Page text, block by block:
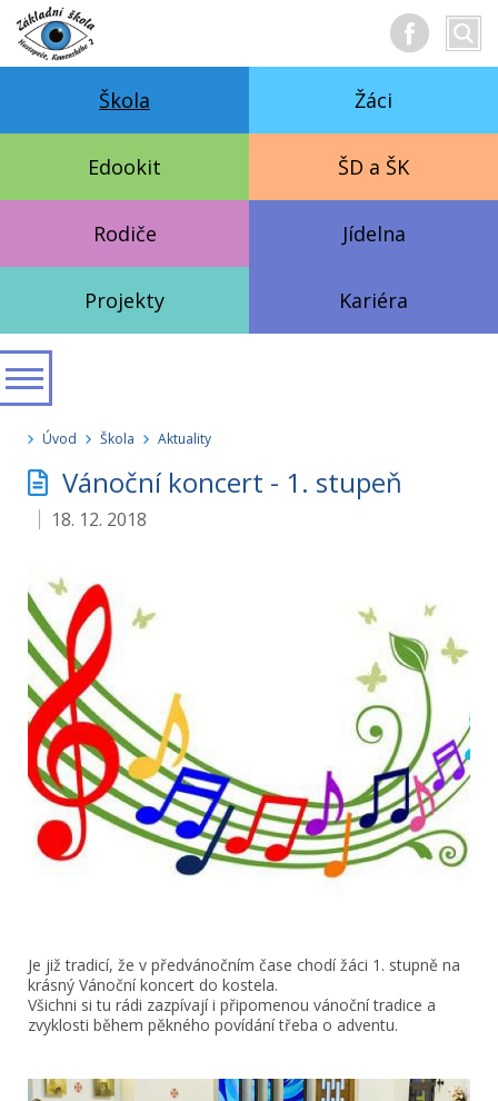
text
Škola Žáci
Edookit ŠD a ŠK
Rodiče Jídelna
Projekty Kariéra
Úvod Škola Aktuality
Vánoční koncert - 1. stupeň
18. 12. 2018
Je již tradicí, že v předvánočním čase chodí žáci 1. stupně na
krásný Vánoční koncert do kostela.
Všichni si tu rádi zazpívají i připomenou vánoční tradice a
zvyklosti během pěkného povídání třeba o adventu.